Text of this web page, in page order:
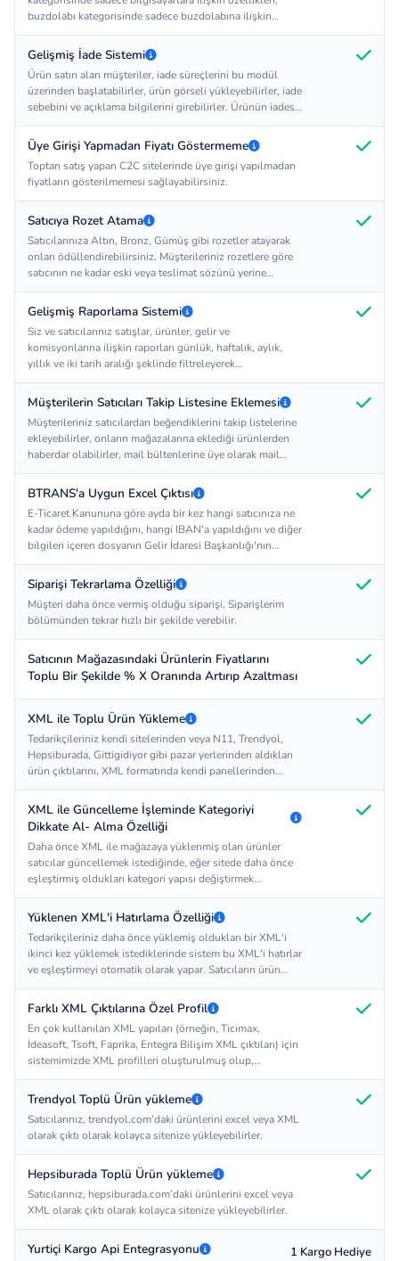
buzdolabı kategorisinde sadece buzdolabına ilişkin
özellikleri görerek bu bölümlere veri girişi yapabilirler.
Gelişmiş İade Sistemi
Ürün satın alan müşteriler, iade süreçlerini bu modül
üzerinden başlatabilirler, ürün görseli yükleyebilirler, iade
sebebini ve açıklama bilgilerini girebilirler. Ürünün iadesi
satıcının onayına düşer ve satıcının onaylaması ile
müşteri ürünü kargoya iade olarak verebilir.
Üye Girişi Yapmadan Fiyatı Göstermeme
Toptan satış yapan C2C sitelerinde üye girişi yapılmadan
fiyatların gösterilmemesi sağlayabilirsiniz.
Satıcıya Rozet Atama
Satıcılarınıza Altın, Bronz, Gümüş gibi rozetler atayarak
onları ödüllendirebilirsiniz. Müşterileriniz rozetlere göre
satıcının ne kadar eski veya teslimat sözünü yerine
getirdiği gibi konularda bilgi sahibi olabilirler.
Gelişmiş Raporlama Sistemi
Siz ve satıcılarınız satışlar, ürünler, gelir ve
komisyonlarına ilişkin raporları günlük, haftalık, aylık,
yıllık ve iki tarih aralığı şeklinde filtreleyerek
inceleyebilirler.
Müşterilerin Satıcıları Takip Listesine Eklemesi
Müşterileriniz satıcılardan beğendiklerini takip listelerine
ekleyebilirler, onların mağazalarına eklediği ürünlerden
haberdar olabilirler, mail bültenlerine üye olarak mail
alabilirler.
BTRANS'a Uygun Excel Çıktısı
E-Ticaret Kanununa göre ayda bir kez hangi satıcınıza ne
kadar ödeme yapıldığını, hangi IBAN'a yapıldığını ve diğer
bilgileri içeren dosyanın Gelir İdaresi Başkanlığı'nın
https://btrans.gib.gov.tr/sidebtrans/loginbtrans.html
linkinde bulunan adresine üye olunarak yüklenmelidir.
Sistemimiz BTRANS'a uygun excel çıktısını otomatik
olarak oluşturmaktadır.
Siparişi Tekrarlama Özelliği
Müşteri daha önce vermiş olduğu siparişi, Siparişlerim
bölümünden tekrar hızlı bir şekilde verebilir.
Satıcının Mağazasındaki Ürünlerin Fiyatlarını
Toplu Bir Şekilde % X Oranında Artırıp Azaltması
XML ile Toplu Ürün Yükleme
Tedarikçileriniz kendi sitelerinden veya N11, Trendyol,
Hepsiburada, Gittigidiyor gibi pazar yerlerinden aldıkları
ürün çıktılarını, XML formatında kendi panellerinden
siteye yükleyebilirler.
XML ile Güncelleme İşleminde Kategoriyi
Dikkate Al- Alma Özelliği
Daha önce XML ile mağazaya yüklenmiş olan ürünler
satıcılar güncellemek istediğinde, eğer sitede daha önce
eşleştirmiş oldukları kategori yapısı değiştirmek
istemiyorlarsa, kategorileri dikkate alma seçeneğini
seçerek, kategori eşleştirmesi yapmadan mevcut
ürünlerinin stok ve fiyatlarının güncelleyebilirler.
Yüklenen XML'i Hatırlama Özelliği
Tedarikçileriniz daha önce yüklemiş oldukları bir XML'i
ikinci kez yüklemek istediklerinde sistem bu XML'i hatırlar
ve eşleştirmeyi otomatik olarak yapar. Satıcıların ürün
güncellemesini hızlandırarak çok önemli bir iş yükünü
azaltır. Böylece satıcılarınız sitenize yüklediği ürünleri
kolaylıkla güncelleyerek sitenizdeki ürün adet ve
fiyatlarının güncel kalmasını sağlarlar.
Farklı XML Çıktılarına Özel Profil
En çok kullanılan XML yapıları (örneğin, Ticimax,
İdeasoft, Tsoft, Faprika, Entegra Bilişim XML çıktıları) için
sistemimizde XML profilleri oluşturulmuş olup,
satıcıların XML linkini yapıştırması ve ilgili profili seçmesi
yeterli olmaktadır. Sistemimiz eşleştirme işlemlerini
otomatik olarak yapmaktadır. Satıcıların sadece kategori
eşleştirmesi yapması yeterlidir.
Trendyol Toplü Ürün yükleme
Satıcılarınız, trendyol.com’daki ürünlerini excel veya XML
olarak çıktı olarak kolayca sitenize yükleyebilirler.
Hepsiburada Toplü Ürün yükleme
Satıcılarınız, hepsiburada.com’daki ürünlerini excel veya
XML olarak çıktı olarak kolayca sitenize yükleyebilirler.
Yurtiçi Kargo Api Entegrasyonu 1 Kargo Hediye